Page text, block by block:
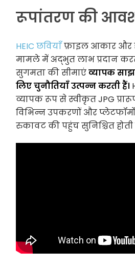
रूपांतरण की
HEIC छवियाँफ़ाइल आकार और
मामले में अद्भुत लाभ प्रदान
सुगमता की सीमाएंव्यापक
लिए चुनौतियाँ उत्पन्न करती हैं।
व्यापक रूप से स्वीकृत JPG
विभिन्न उपकरणों और
रुकावट की पहुंच सुनिश्चित होती